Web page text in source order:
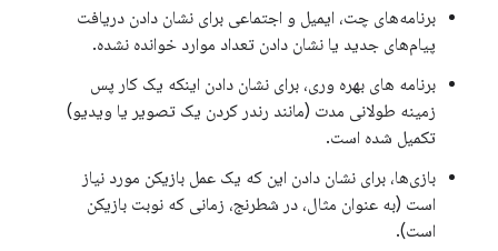
برنامه‌های چت، ایمیل و اجتماعی برای نشان دادن دریافت
پیام‌های جدید یا نشان دادن تعداد موارد خوانده نشده.
برنامه های بهره وری، برای نشان دادن اینکه یک کار پس
زمینه طولانی مدت (مانند رندر کردن یک تصویر یا ویدیو)
تکمیل شده است.
بازی‌ها، برای نشان دادن این که یک عمل بازیکن مورد نیاز
است (به عنوان مثال، در شطرنج، زمانی که نوبت بازیکن
است).